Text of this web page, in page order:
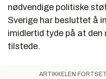
nødvendige politiske
Sverige har besluttet å
imidlertid tyde på at
tilstede.
ARTIKKELEN